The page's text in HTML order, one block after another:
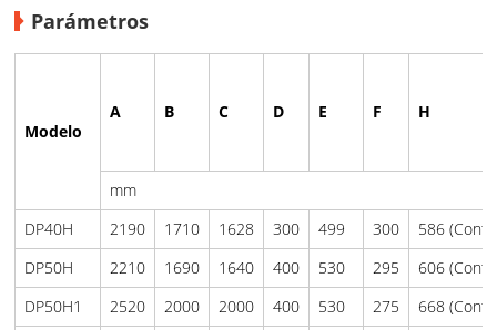
Parámetros
Modelo
A B C D E F H
mm
DP40H
2190 1710 1628 300 499 300
586
DP50H
2210 1690 1640 400 530 295
606
DP50H1
2520 2000 2000 400 530 275 668